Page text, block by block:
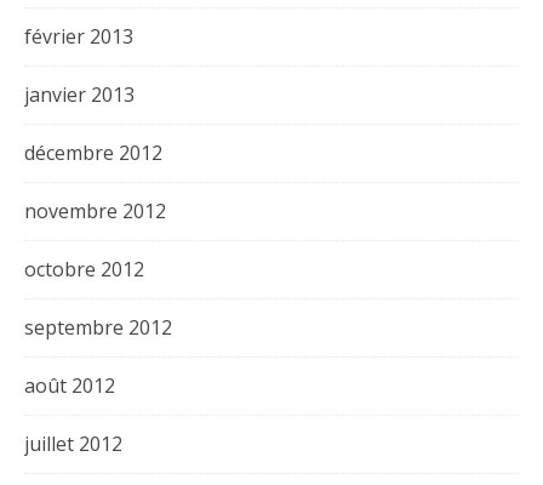
février 2013
janvier 2013
décembre 2012
novembre 2012
octobre 2012
septembre 2012
août 2012
juillet 2012